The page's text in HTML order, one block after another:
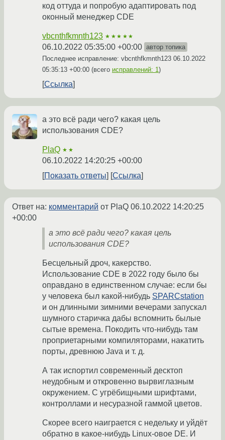
код оттуда и попробую адаптировать под
оконный менеджер CDE
vbcnthfkmnth123 ★★★★★
06.10.2022 05:35:00 +00:00 автор топика
Последнее исправление: vbcnthfkmnth123 06.10.2022
05:35:13 +00:00 (всего исправлений: 1)
Ссылка
а это всё ради чего? какая цель
использования CDE?
PlaQ ★★
06.10.2022 14:20:25 +00:00
Показать ответы
Ссылка
Ответ на: комментарий от PlaQ 06.10.2022 14:20:25
+00:00
а это всё ради чего? какая цель
использования CDE?
Бесцельный дроч, какерство.
Использование CDE в 2022 году было бы
оправдано в единственном случае: если бы
у человека был какой-нибудь SPARCstation
и он длинными зимними вечерами запускал
шумного старичка дабы вспомнить былые
сытые времена. Покодить что-нибудь там
проприетарными компиляторами, накатить
порты, древнюю Java и т. д.
А так испортил современный десктоп
неудобным и откровенно вырвиглазным
окружением. С угрёбищными шрифтами,
контроллами и несуразной гаммой цветов.
Скорее всего наиграется с недельку и уйдёт
обратно в какое-нибудь Linux-овое DE. И